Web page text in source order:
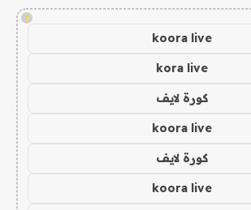
!
koora live
kora live
كورة لايف
koora live
كورة لايف
koora live